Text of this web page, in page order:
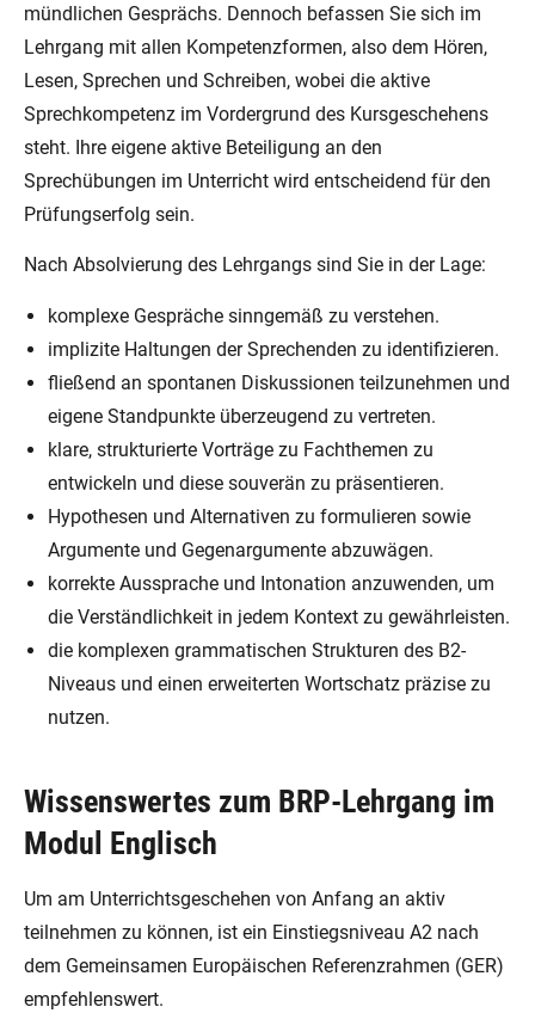
mündlichen Gesprächs. Dennoch befassen Sie sich im
Lehrgang mit allen Kompetenzformen, also dem Hören,
Lesen, Sprechen und Schreiben, wobei die aktive
Sprechkompetenz im Vordergrund des Kursgeschehens
steht. Ihre eigene aktive Beteiligung an den
Sprechübungen im Unterricht wird entscheidend für den
Prüfungserfolg sein.
Nach Absolvierung des Lehrgangs sind Sie in der Lage:
komplexe Gespräche sinngemäß zu verstehen.
implizite Haltungen der Sprechenden zu identifizieren.
fließend an spontanen Diskussionen teilzunehmen und
eigene Standpunkte überzeugend zu vertreten.
klare, strukturierte Vorträge zu Fachthemen zu
entwickeln und diese souverän zu präsentieren.
Hypothesen und Alternativen zu formulieren sowie
Argumente und Gegenargumente abzuwägen.
korrekte Aussprache und Intonation anzuwenden, um
die Verständlichkeit in jedem Kontext zu gewährleisten.
die komplexen grammatischen Strukturen des B2-
Niveaus und einen erweiterten Wortschatz präzise zu
nutzen.
Wissenswertes zum BRP-Lehrgang im
Modul Englisch
Um am Unterrichtsgeschehen von Anfang an aktiv
teilnehmen zu können, ist ein Einstiegsniveau A2 nach
dem Gemeinsamen Europäischen Referenzrahmen (GER)
empfehlenswert.